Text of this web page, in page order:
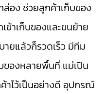
อง ช่วยลูกค้าเก็บของ
ข้าเก็บของและขนย้าย
ายแล้วก็รวดเร็ว มีทีม
ของหลายพื้นที่ แม่เปิน
ไว้เป็นอย่างดี อุปกรณ์